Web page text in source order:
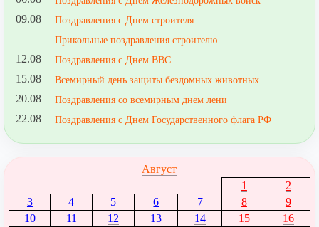
09.08
Поздравления с Днем строителя
Прикольные поздравления строителю
12.08 Поздравления с Днем ВВС
15.08 Всемирный день защиты бездомных животных
20.08 Поздравления со всемирным днем лени
22.08 Поздравления с Днем Государственного флага РФ
Август
1
2
3
4 5 6 7 8
9
10
11 12 13 14 15
16